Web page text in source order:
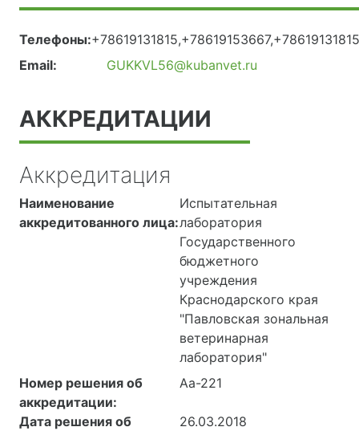
Телефоны:+78619131815,+78619153667,+78619131815
Email:
GUKKVL56@kubanvet.ru
АККРЕДИТАЦИИ
Аккредитация
Наименование
аккредитованного лица:
Испытательная
лаборатория
Государственного
бюджетного
учреждения
Краснодарского края
"Павловская зональная
ветеринарная
лаборатория"
Номер решения об
аккредитации:
Аа-221
Дата решения об
26.03.2018